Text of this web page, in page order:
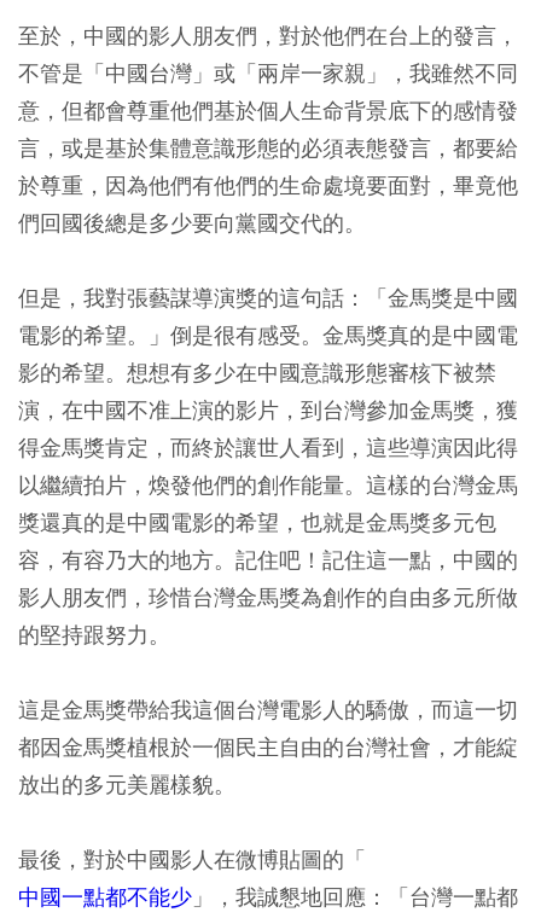
至於，中國的影人朋友們，對於他們在台上的發言，
不管是「中國台灣」或「兩岸一家親」，我雖然不同
意，但都會尊重他們基於個人生命背景底下的感情發
言，或是基於集體意識形態的必須表態發言，都要給
於尊重，因為他們有他們的生命處境要面對，畢竟他
們回國後總是多少要向黨國交代的。
但是，我對張藝謀導演獎的這句話：「金馬獎是中國
電影的希望。」倒是很有感受。金馬獎真的是中國電
影的希望。想想有多少在中國意識形態審核下被禁
演，在中國不准上演的影片，到台灣參加金馬獎，獲
得金馬獎肯定，而終於讓世人看到，這些導演因此得
以繼續拍片，煥發他們的創作能量。這樣的台灣金馬
獎還真的是中國電影的希望，也就是金馬獎多元包
容，有容乃大的地方。記住吧！記住這一點，中國的
影人朋友們，珍惜台灣金馬獎為創作的自由多元所做
的堅持跟努力。
這是金馬獎帶給我這個台灣電影人的驕傲，而這一切
都因金馬獎植根於一個民主自由的台灣社會，才能綻
放出的多元美麗樣貌。
最後，對於中國影人在微博貼圖的「
中國一點都不能少 」，我誠懇地回應：「台灣一點都